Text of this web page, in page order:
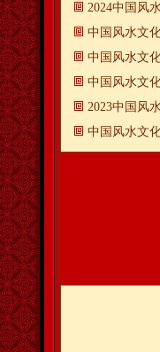
2024中国风
中国风水文
中国风水文
中国风水文
2023中国风
中国风水文